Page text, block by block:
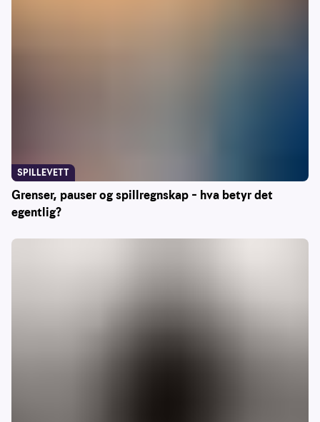
Grenser, pauser og spillregnskap – hva betyr det
egentlig?
SPILLEVETT